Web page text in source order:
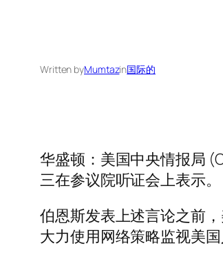
Written byMumtazin国际的
华盛顿：美国中央情报局
三在参议院听证会上表示。
伯恩斯发表上述言论之前
大力使用网络策略监视美